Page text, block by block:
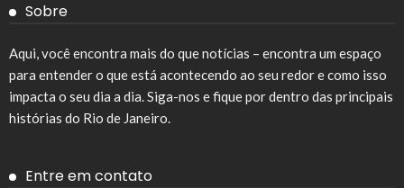
Sobre
Aqui, você encontra mais do que notícias – encontra um espaço
para entender o que está acontecendo ao seu redor e como isso
impacta o seu dia a dia. Siga-nos e fique por dentro das principais
histórias do Rio de Janeiro.
Entre em contato